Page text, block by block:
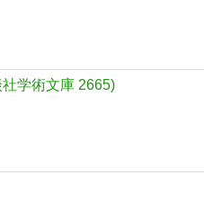
学術文庫 2665)